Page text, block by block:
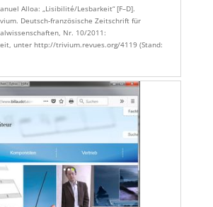
Alloa: „Lisibilité/Lesbarkeit“ [F–D].
Deutsch-französische Zeitschrift für
Nr. 10/2011:
unter http://trivium.revues.org/4119 (Stand: